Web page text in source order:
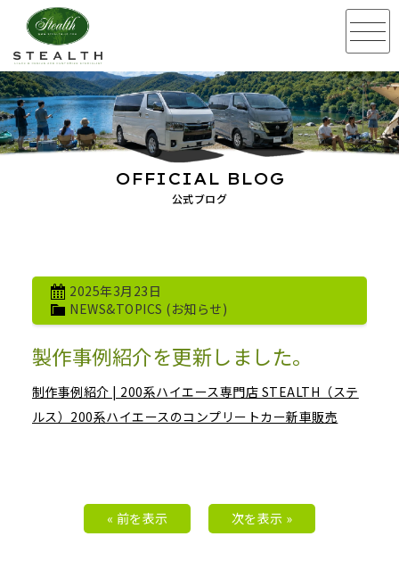
公式ブログ
OFFICIAL BLOG
2025年3月23日
NEWS&TOPICS (お知らせ)
製作事例紹介を更新しました。
制作事例紹介 | 200系ハイエース専門店 STEALTH（ステ
ルス）200系ハイエースのコンプリートカー新車販売
« 前を表示 次を表示 »